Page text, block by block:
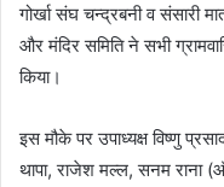
गोर्खा संघ चन्द्रबनी व संसारी
और मंदिर समिति ने सभी
किया।
इस मौके पर उपाध्यक्ष विष्णु
थापा, राजेश मल्ल, सनम राना